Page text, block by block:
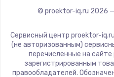
от
Замена
от
© proektor-iq.ru 2026
Сервисный центр proektor-
(не авторизованным)
перечисленные на
зарегистрированным
правообладателей.